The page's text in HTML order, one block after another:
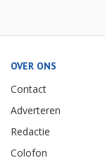
OVER ONS
Contact
Adverteren
Redactie
Colofon